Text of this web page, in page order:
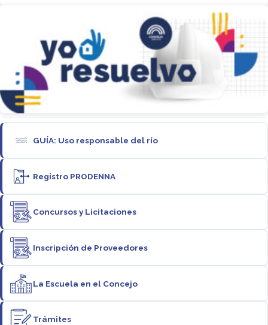
GUÍA: Uso responsable del río
Registro PRODENNA
Concursos y Licitaciones
Inscripción de Proveedores
La Escuela en el Concejo
Trámites